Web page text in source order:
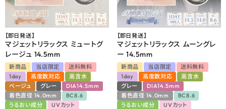
【即日発送】
マジェットリラックス ミュートグ
レージュ 14.5mm
新商品 当店限定
送料無料
1day
高度数対応
高含水
ベージュ
グレー
DIA14.5mm
着色直径 14.0mm
BC8.6
うるおい成分
UVカット
【即日発送】
マジェットリラックス ムーングレ
ー 14.5mm
新商品 当店限定
送料無料
1day
高度数対応
高含水
グレー
DIA14.5mm
着色直径 14.0mm
BC8.6
うるおい成分
UVカット